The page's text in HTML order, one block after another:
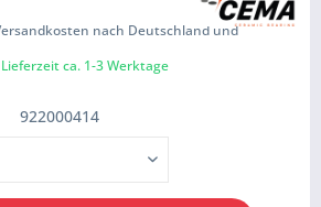
nach Deutschland und
ca. 1-3 Werktage
922000414